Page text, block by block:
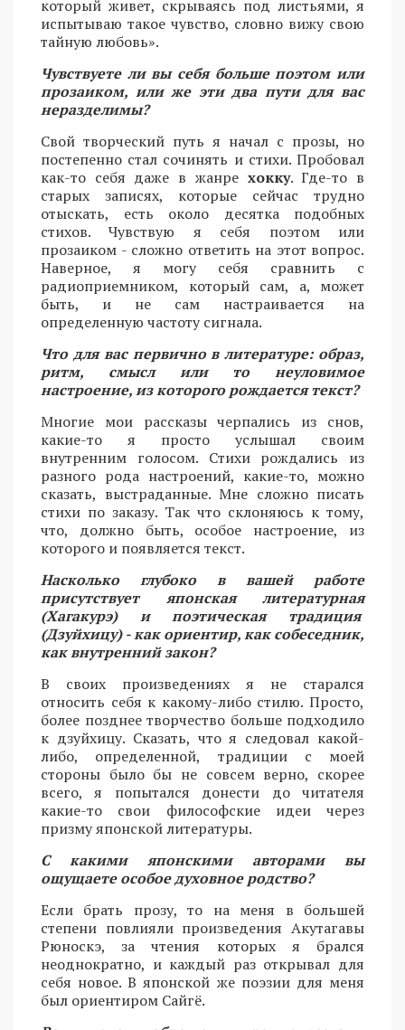
который живет, скрываясь под листьями, я
испытываю такое чувство, словно вижу свою
тайную любовь».
Чувствуете ли вы себя больше поэтом или
прозаиком, или же эти два пути для вас
неразделимы?
Свой творческий путь я начал с прозы, но
постепенно стал сочинять и стихи. Пробовал
как-то себя даже в жанре хокку. Где-то в
старых записях, которые сейчас трудно
отыскать, есть около десятка подобных
стихов. Чувствую я себя поэтом или
прозаиком - сложно ответить на этот вопрос.
Наверное, я могу себя сравнить с
радиоприемником, который сам, а, может
быть, и не сам настраивается на
определенную частоту сигнала.
Что для вас первично в литературе: образ,
ритм, смысл или то неуловимое
настроение, из которого рождается текст?
Многие мои рассказы черпались из снов,
какие-то я просто услышал своим
внутренним голосом. Стихи рождались из
разного рода настроений, какие-то, можно
сказать, выстраданные. Мне сложно писать
стихи по заказу. Так что склоняюсь к тому,
что, должно быть, особое настроение, из
которого и появляется текст.
Насколько глубоко в вашей работе
присутствует японская литературная
(Хагакурэ) и поэтическая традиция
(Дзуйхицу) - как ориентир, как собеседник,
как внутренний закон?
В своих произведениях я не старался
относить себя к какому-либо стилю. Просто,
более позднее творчество больше подходило
к дзуйхицу. Сказать, что я следовал какой-
либо, определенной, традиции с моей
стороны было бы не совсем верно, скорее
всего, я попытался донести до читателя
какие-то свои философские идеи через
призму японской литературы.
С какими японскими авторами вы
ощущаете особое духовное родство?
Если брать прозу, то на меня в большей
степени повлияли произведения Акутагавы
Рюноскэ, за чтения которых я брался
неоднократно, и каждый раз открывал для
себя новое. В японской же поэзии для меня
был ориентиром Сайгё.